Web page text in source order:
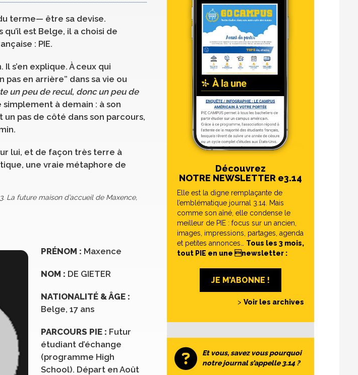
terme— être sa devise.
qu’il est Belge, il a choisi de
: PIE.
s’en explique. À ceux qui
en arrière” dans sa vie ou
un peu de recul, donc un peu de
simplement à demain : à son
pas de côté dans son parcours,
lui, et de façon très terre à
une vraie métaphore de
La future maison d’accueil de Maxence,
PRÉNOM : Maxence
NOM : DE GIETER
NATIONALITÉ & ÂGE :
Belge, 17 ans
PARCOURS PIE : Futur
étudiant d’échange
(programme High
School). Départ en Août
Découvrez
NOTRE NEWSLETTER e3.14
Elle est la digne remplaçante de
l’emblématique journal 3.14. Mais
comme son aîné, elle condense le
meilleur de PIE : focus sur un ancien,
images, impressions, partages, agenda
et petites annonces… Tous les 3 mois,
tout PIE en une newsletter :
JE M’ABONNE !
> Voir les archives
Et vous, savez vous pourquoi
notre journal s’appelle 3.14 ?